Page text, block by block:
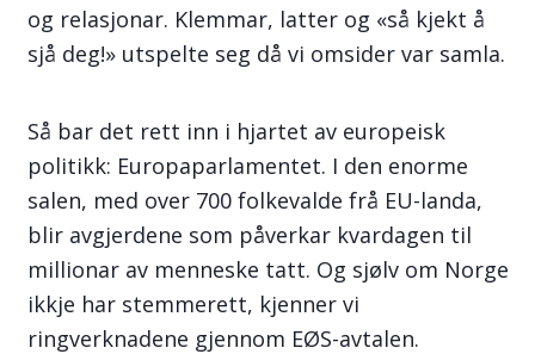
og relasjonar. Klemmar, latter og «så kjekt å
sjå deg!» utspelte seg då vi omsider var samla.
Så bar det rett inn i hjartet av europeisk
politikk: Europaparlamentet. I den enorme
salen, med over 700 folkevalde frå EU-landa,
blir avgjerdene som påverkar kvardagen til
millionar av menneske tatt. Og sjølv om Norge
ikkje har stemmerett, kjenner vi
ringverknadene gjennom EØS-avtalen.